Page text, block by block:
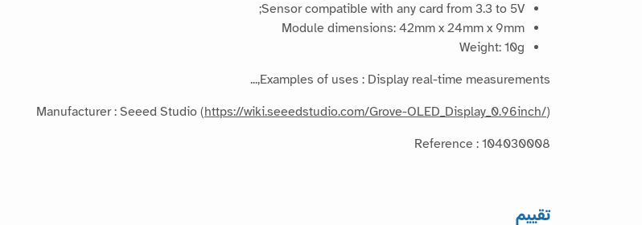
Sensor compatible with any card from 3.3 to 5V;
Module dimensions: 42mm x 24mm x 9mm
Weight: 10g
Examples of uses : Display real-time measurements,...
Manufacturer : Seeed Studio (https://wiki.seeedstudio.com/Grove-OLED_Display_0.96inch/)
Reference : 104030008
تقييم